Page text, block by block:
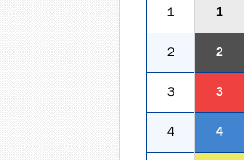
１ 1
２ 2
３ 3
４ 4